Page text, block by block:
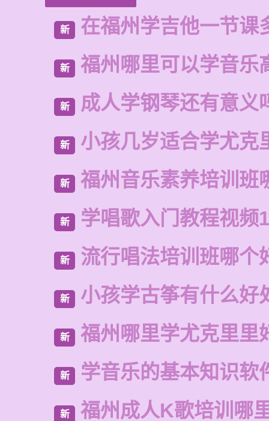
新 在福州学吉他一节课
新 福州哪里可以学音乐
新 成人学钢琴还有意义
新 小孩几岁适合学尤克
新 福州音乐素养培训班
新 学唱歌入门教程视频
新 流行唱法培训班哪个
新 小孩学古筝有什么好
新 福州哪里学尤克里里
新 学音乐的基本知识软
新 福州成人K歌培训哪